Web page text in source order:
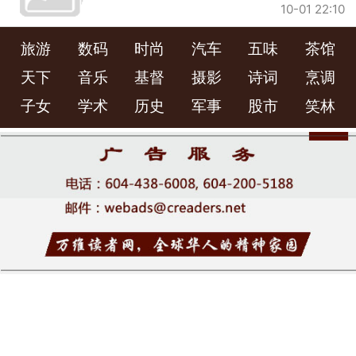
10-01 22:10
旅游 数码 时尚 汽车 五味
茶馆
天下
音乐 基督 摄影 诗词
烹调
子女
学术 历史 军事 股市 笑林